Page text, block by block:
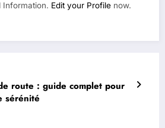
Information. Edit your Profile now.
route : guide complet pour
sérénité